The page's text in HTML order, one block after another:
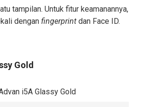
tampilan. Untuk fitur keamanannya,
dengan fingerprint dan Face ID.
Gold